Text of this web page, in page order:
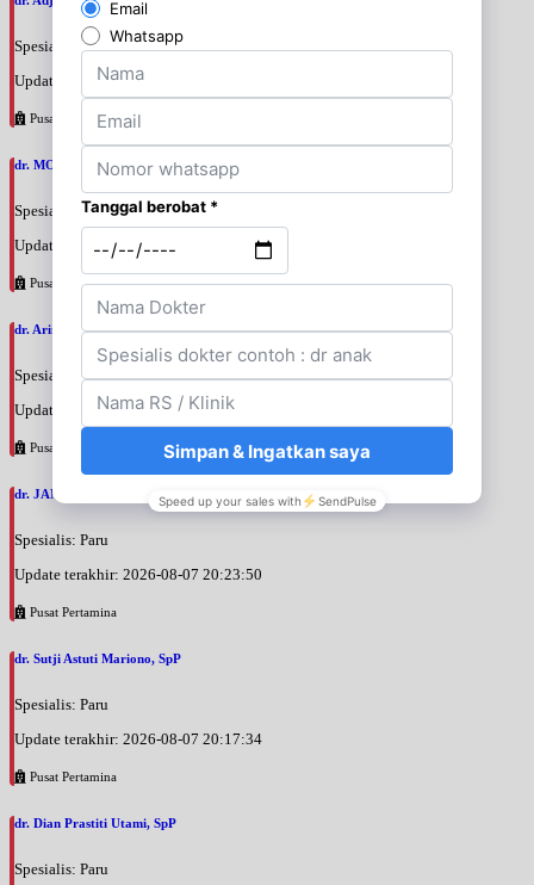
Spesialis: Penyakit Dalam
Update terakhir: 2026-08-07 20:37:59
Pusat Pertamina
dr. MOCHAMAD PASHA, SpPD
Spesialis: Penyakit Dalam
Update terakhir: 2026-08-07 20:35:45
Pusat Pertamina
dr. Arini Purwono, SpP
Spesialis: Paru
Update terakhir: 2026-08-07 20:25:58
Pusat Pertamina
dr. JANUAR HABIBI, SpP
Spesialis: Paru
Update terakhir: 2026-08-07 20:23:50
Pusat Pertamina
dr. Sutji Astuti Mariono, SpP
Spesialis: Paru
Update terakhir: 2026-08-07 20:17:34
Pusat Pertamina
dr. Dian Prastiti Utami, SpP
Spesialis: Paru